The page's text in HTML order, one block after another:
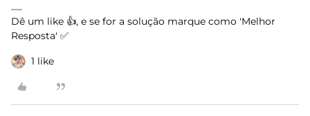
Dê um like 👍, e se for a solução marque como 'Melhor
Resposta' ✅
1 like